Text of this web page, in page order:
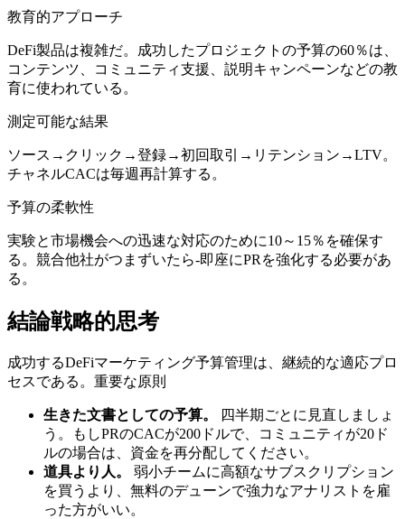
教育的アプローチ
DeFi製品は複雑だ。成功したプロジェクトの予算の60％は、
コンテンツ、コミュニティ支援、説明キャンペーンなどの教
育に使われている。
測定可能な結果
ソース→クリック→登録→初回取引→リテンション→LTV。
チャネルCACは毎週再計算する。
予算の柔軟性
実験と市場機会への迅速な対応のために10～15％を確保す
る。競合他社がつまずいたら-即座にPRを強化する必要があ
る。
結論戦略的思考
成功するDeFiマーケティング予算管理は、継続的な適応プロ
セスである。重要な原則
生きた文書としての予算。
四半期ごとに見直しましょ
う。もしPRのCACが200ドルで、コミュニティが20ド
ルの場合は、資金を再分配してください。
道具より人。
弱小チームに高額なサブスクリプション
を買うより、無料のデューンで強力なアナリストを雇
った方がいい。